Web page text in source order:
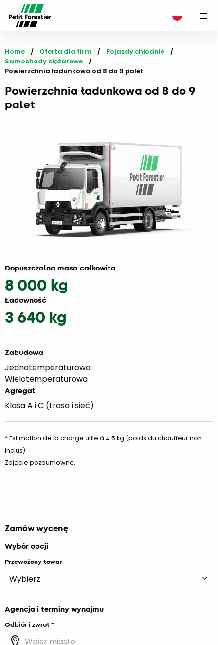
Home Oferta dla firm
Pojazdy chłodnie
Samochody ciężarowe
Current:
Powierzchnia ładunkowa od 8 do 9 palet
Powierzchnia ładunkowa od 8 do 9
palet
Dopuszczalna masa całkowita
8 000 kg
Ładowność
3 640 kg
Zabudowa
Jednotemperaturowa
Wielotemperaturowa
Agregat
Klasa A i C (trasa i sieć)
* Estimation de la charge utile à ± 5 kg (poids du chauffeur non
inclus).
Zdjęcie pozaumowne.
Zamów wycenę
Wybór opcji
Przewożony towar
Agencja i terminy wynajmu
Odbiór i zwrot